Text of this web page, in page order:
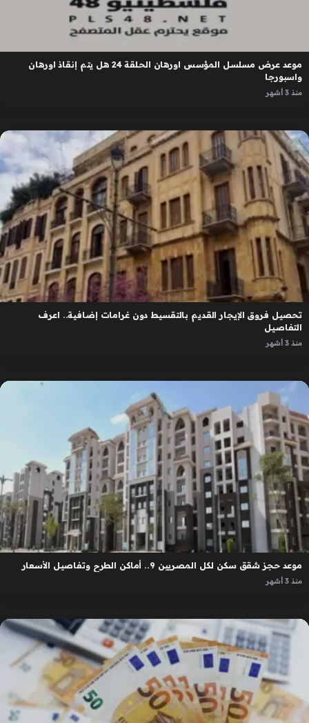
موعد عرض مسلسل المؤسس اورهان الحلقة 24 هل يتم إنقاذ اورهان
واسبورجا
منذ 3 أشهر
تحصيل فروق الإيجار القديم بالتقسيط دون غرامات إضافية.. اعرف
التفاصيل
منذ 3 أشهر
موعد حجز شقق سكن لكل المصريين 9.. أماكن الطرح وتفاصيل الأسعار
منذ 3 أشهر